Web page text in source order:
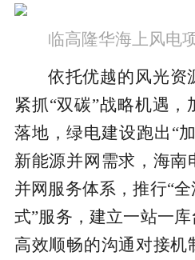
临高隆华海上风电
依托优越的风光资
紧抓“双碳”战略机遇，
落地，绿电建设跑出“
新能源并网需求，海南
并网服务体系，推行“
式”服务，建立一站一
高效顺畅的沟通对接机